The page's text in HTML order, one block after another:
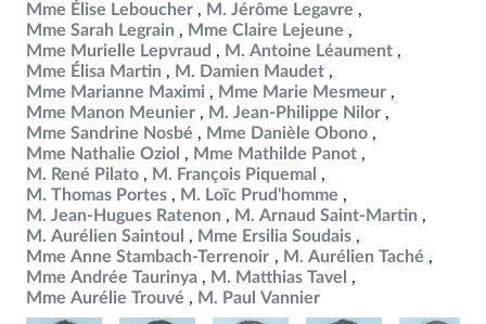
Mme Élise Leboucher
M. Jérôme Legavre
Mme Sarah Legrain
Mme Claire Lejeune
Mme Murielle Lepvraud
M. Antoine Léaument
Mme Élisa Martin
M. Damien Maudet
Mme Marianne Maximi
Mme Marie Mesmeur
Mme Manon Meunier
M. Jean-Philippe Nilor
Mme Sandrine Nosbé
Mme Danièle Obono
Mme Nathalie Oziol
Mme Mathilde Panot
M. René Pilato
M. François Piquemal
M. Thomas Portes
M. Loïc Prud'homme
M. Jean-Hugues Ratenon
M. Arnaud Saint-Martin
M. Aurélien Saintoul
Mme Ersilia Soudais
Mme Anne Stambach-Terrenoir
M. Aurélien Taché
Mme Andrée Taurinya
M. Matthias Tavel
Mme Aurélie Trouvé
M. Paul Vannier